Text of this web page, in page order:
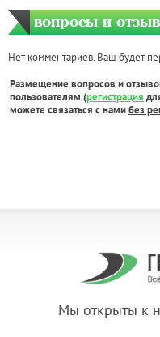
вопросы и
Нет комментариев. Ваш будет
Размещение вопросов и
пользователям (регистрация
можете связаться с намибез
Мы открыты к